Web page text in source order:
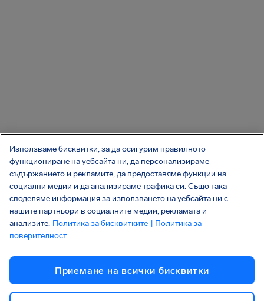
Използваме бисквитки, за да осигурим правилното
функциониране на уебсайта ни, да персонализираме
съдържанието и рекламите, да предоставяме функции на
социални медии и да анализираме трафика си. Също така
споделяме информация за използването на уебсайта ни с
нашите партньори в социалните медии, рекламата и
анализите. Политика за бисквитките
| Политика за
поверителност
Приемане на всички бисквитки